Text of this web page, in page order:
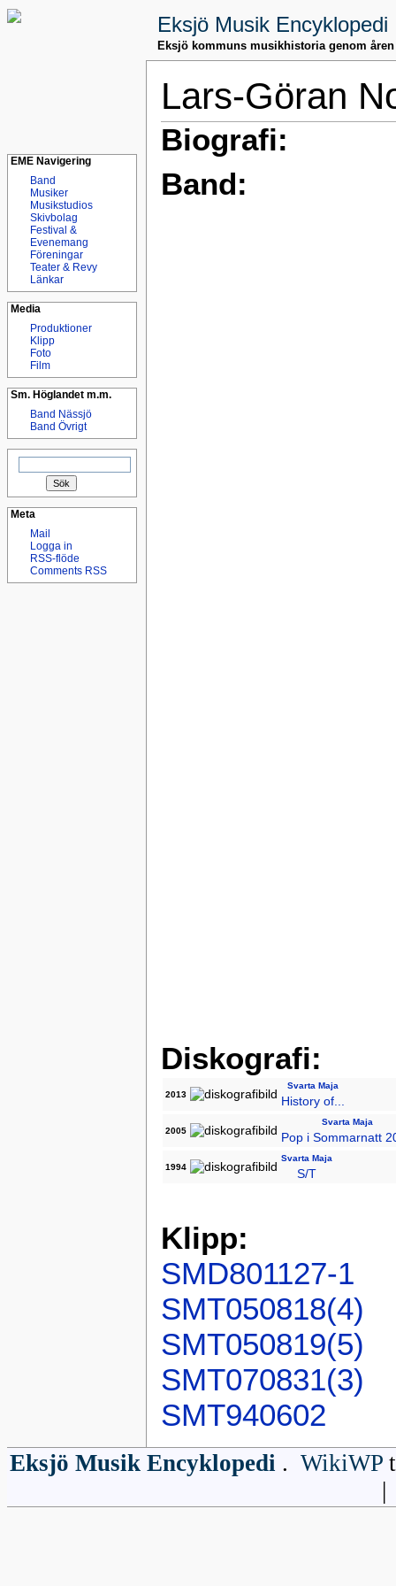
Eksjö Musik Encyklopedi
Eksjö kommuns musikhistoria genom åren
EME Navigering
Band
Musiker
Musikstudios
Skivbolag
Festival &
Evenemang
Föreningar
Teater & Revy
Länkar
Media
Produktioner
Klipp
Foto
Film
Sm. Höglandet m.m.
Band Nässjö
Band Övrigt
Sök
efter:
Meta
Mail
Logga in
RSS-flöde
Comments RSS
Lars-Göran
Biografi:
Band:
Diskografi:
2013
Svarta Maja
History of...
2005
Svarta Maja
Pop i Sommarnatt
1994
Svarta Maja
S/T
Klipp:
SMD801127-1
SMT050818(4)
SMT050819(5)
SMT070831(3)
SMT940602
Eksjö Musik Encyklopedi . WikiWP